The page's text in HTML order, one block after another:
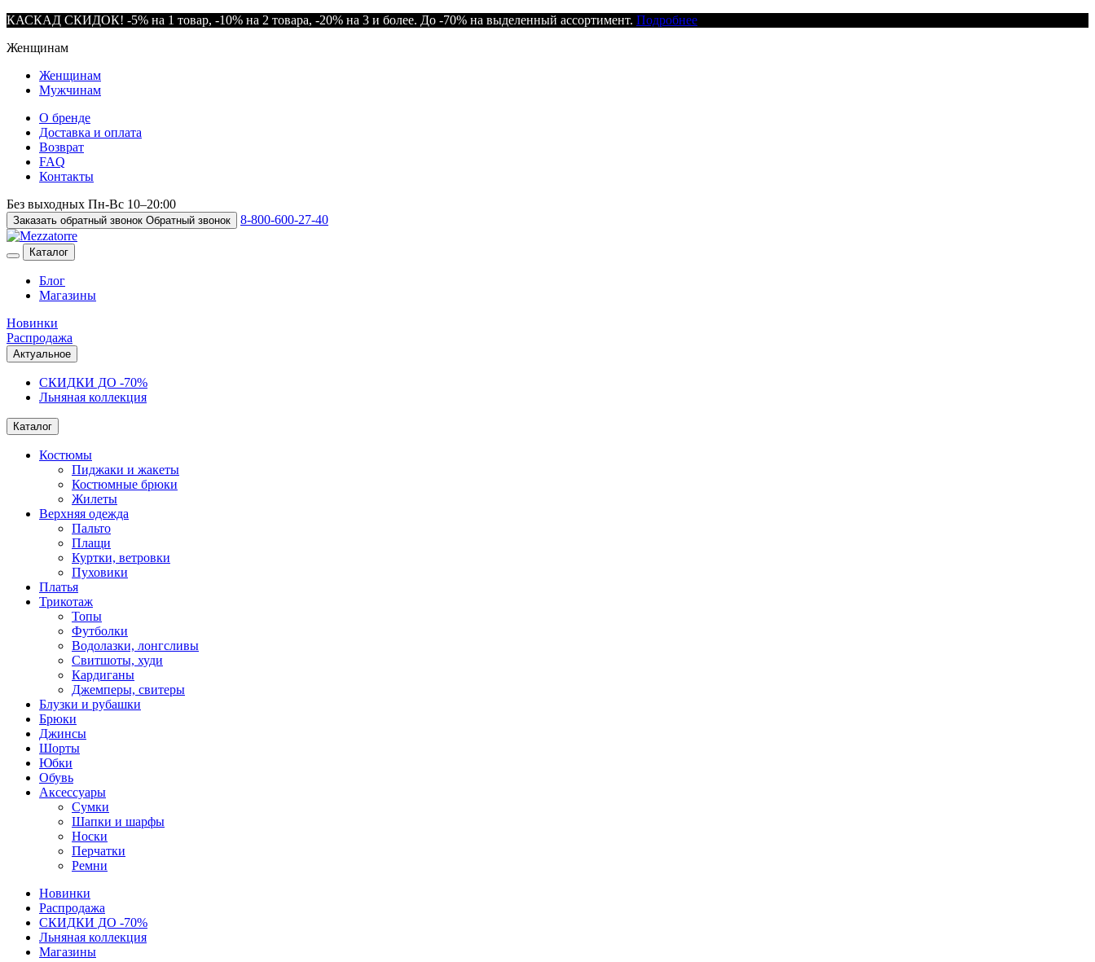
КАСКАД СКИДОК! -5% на 1 товар, -10% на 2 товара, -20% на 3 и более. До -70% на выделенный ассортимент. Подробнее
Женщинам
Женщинам
Мужчинам
О бренде
Доставка и оплата
Возврат
FAQ
Контакты
Без выходных Пн-Вс 10–20:00
Заказать обратный звонок Обратный звонок 8-800-600-27-40
Каталог
Блог
Магазины
Новинки
Распродажа
Актуальное
СКИДКИ ДО -70%
Льняная коллекция
Каталог
Костюмы
Пиджаки и жакеты
Костюмные брюки
Жилеты
Верхняя одежда
Пальто
Плащи
Куртки, ветровки
Пуховики
Платья
Трикотаж
Топы
Футболки
Водолазки, лонгсливы
Свитшоты, худи
Кардиганы
Джемперы, свитеры
Блузки и рубашки
Брюки
Джинсы
Шорты
Юбки
Обувь
Аксессуары
Сумки
Шапки и шарфы
Носки
Перчатки
Ремни
Новинки
Распродажа
СКИДКИ ДО -70%
Льняная коллекция
Магазины